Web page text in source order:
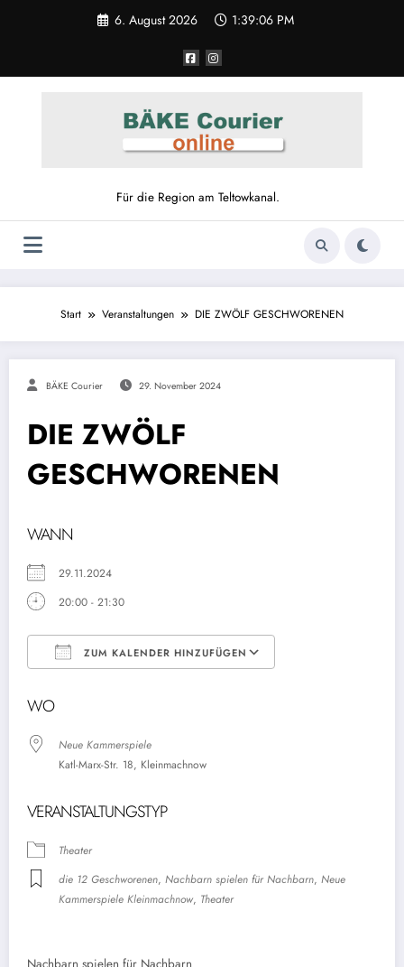
6. August 2026 1:39:07 PM
Für die Region am Teltowkanal.
Start Veranstaltungen DIE ZWÖLF GESCHWORENEN
BÄKE Courier 29. November 2024
DIE ZWÖLF
GESCHWORENEN
WANN
29.11.2024
20:00 - 21:30
ZUM KALENDER HINZUFÜGEN
WO
Neue Kammerspiele
Katl-Marx-Str. 18, Kleinmachnow
VERANSTALTUNGSTYP
Theater
die 12 Geschworenen, Nachbarn spielen für Nachbarn, Neue
Kammerspiele Kleinmachnow, Theater